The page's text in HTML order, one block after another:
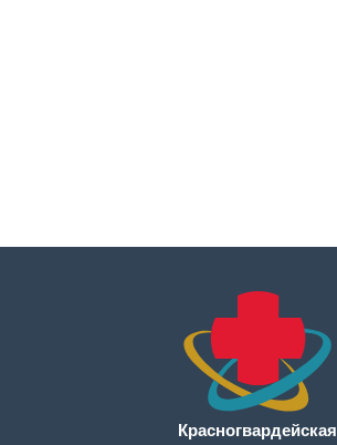
Красногвардейская